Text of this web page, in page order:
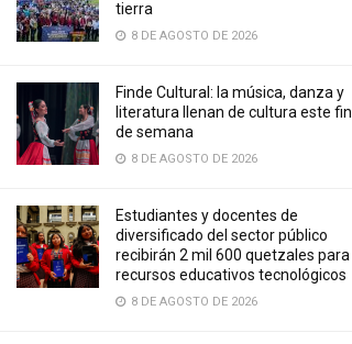
tierra
8 DE AGOSTO DE 2026
Finde Cultural: la música, danza y
literatura llenan de cultura este fin
de semana
8 DE AGOSTO DE 2026
Estudiantes y docentes de
diversificado del sector público
recibirán 2 mil 600 quetzales para
recursos educativos tecnológicos
8 DE AGOSTO DE 2026